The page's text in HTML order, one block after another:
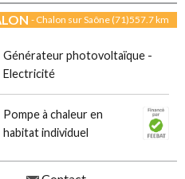
- Chalon sur Saône (71)557.7 km
Générateur photovoltaïque -
Electricité
Pompe à chaleur en
habitat individuel